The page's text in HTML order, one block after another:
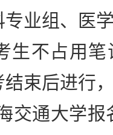
业组、医
生不占用
束后进行
交通大学